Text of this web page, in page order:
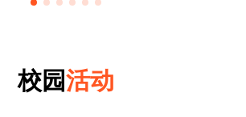
校园活动